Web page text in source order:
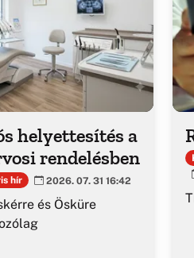
helyettesítés a
rendelésben
hír 2026. 07. 31 16:42
és Ösküre